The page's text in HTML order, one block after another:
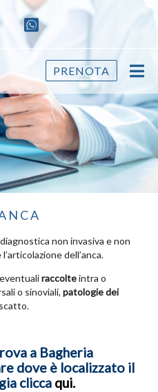
PRENOTA
non invasiva e non
dell’anca.
raccolteintra o
o sinoviali, patologie dei
a Bagheria
dove è localizzato il
clicca qui.